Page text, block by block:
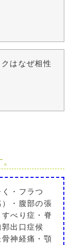
はなぜ相性
・フラつ
・腹部の張
べり症・脊
出口症候
神経痛・顎